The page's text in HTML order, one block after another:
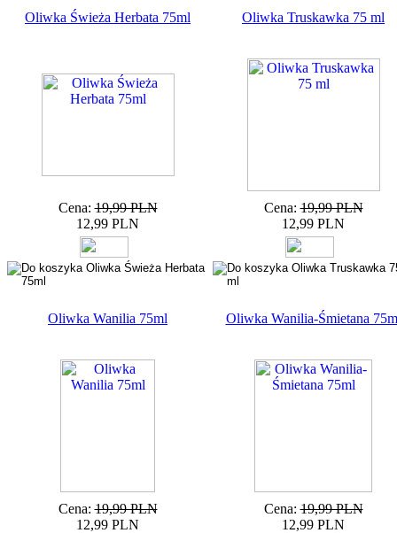
Oliwka Świeża Herbata 75ml
Cena: 19,99 PLN
12,99 PLN
Oliwka Truskawka 75 ml
Cena: 19,99 PLN
12,99 PLN
Oliwka Wanilia 75ml
Cena: 19,99 PLN
12,99 PLN
Oliwka Wanilia-Śmietana
Cena: 19,99 PLN
12,99 PLN